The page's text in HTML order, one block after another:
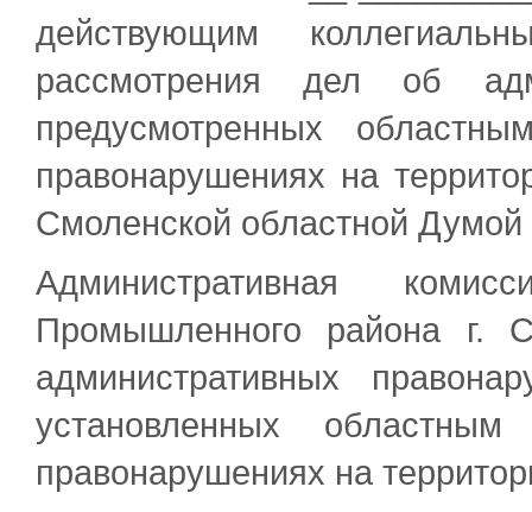
действующим
рассмотрения дел об
предусмотренных
правонарушениях на
Смоленской областной Думой
Административная
Промышленного района г.
административных
установленных
правонарушениях на